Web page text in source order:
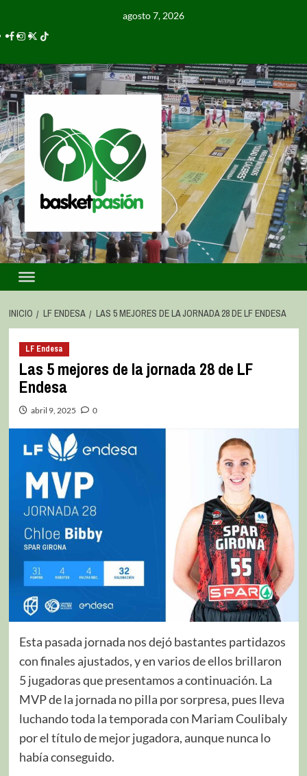
agosto 7, 2026
INICIO LF ENDESA LAS 5 MEJORES DE LA JORNADA 28 DE LF ENDESA
LF Endesa
Las 5 mejores de la jornada 28 de LF
Endesa
abril 9, 2025 0
Esta pasada jornada nos dejó bastantes partidazos
con finales ajustados, y en varios de ellos brillaron
5 jugadoras que presentamos a continuación. La
MVP de la jornada no pilla por sorpresa, pues lleva
luchando toda la temporada con Mariam Coulibaly
por el título de mejor jugadora, aunque nunca lo
había conseguido.